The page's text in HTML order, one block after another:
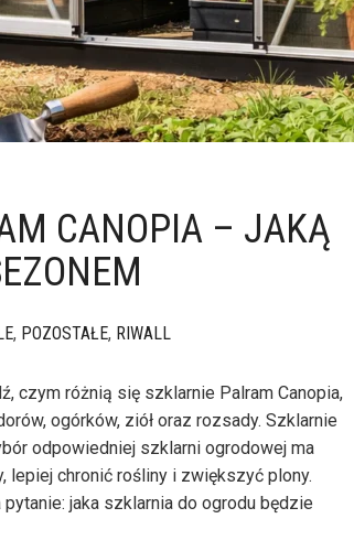
CANOPIA – JAKĄ
, POZOSTAŁE, RIWALL
czym różnią się szklarnie Palram Canopia,
ogórków, ziół oraz rozsady. Szklarnie
odpowiedniej szklarni ogrodowej ma
lepiej chronić rośliny i zwiększyć plony.
jaka szklarnia do ogrodu będzie